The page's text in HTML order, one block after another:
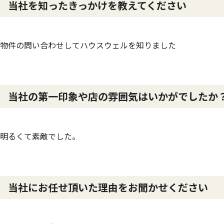
当社を知ったきっかけを教えてください
物件の問い合わせしてハウスウェルを知りました
当社の第一印象や店の雰囲気はいかがでしたか
明るくて素敵でした。
当社にお任せ頂いた理由をお聞かせください